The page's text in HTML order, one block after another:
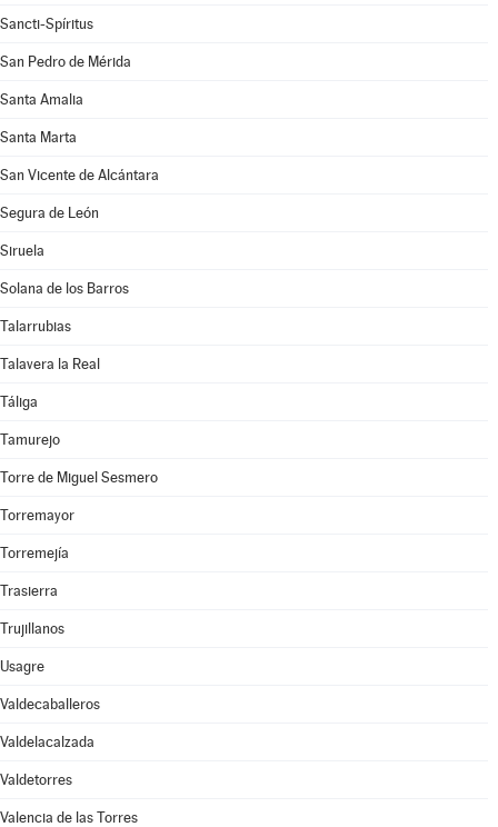
Sancti-Spíritus
San Pedro de Mérida
Santa Amalia
Santa Marta
San Vicente de Alcántara
Segura de León
Siruela
Solana de los Barros
Talarrubias
Talavera la Real
Táliga
Tamurejo
Torre de Miguel Sesmero
Torremayor
Torremejía
Trasierra
Trujillanos
Usagre
Valdecaballeros
Valdelacalzada
Valdetorres
Valencia de las Torres